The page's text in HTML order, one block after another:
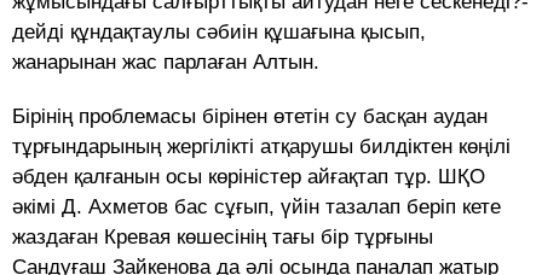
дейді құндақтаулы сәбиін құшағына қысып,
жанарынан жас парлаған Алтын.
Бірінің проблемасы бірінен өтетін су басқан аудан
тұрғындарының жергілікті атқарушы билдіктен көңілі
әбден қалғанын осы көріністер айғақтап тұр. ШҚО
әкімі Д. Ахметов бас сұғып, үйін тазалап беріп кете
жаздаған Кревая көшесінің тағы бір тұрғыны
Сандуғаш Зайкенова да әлі осында паналап жатыр